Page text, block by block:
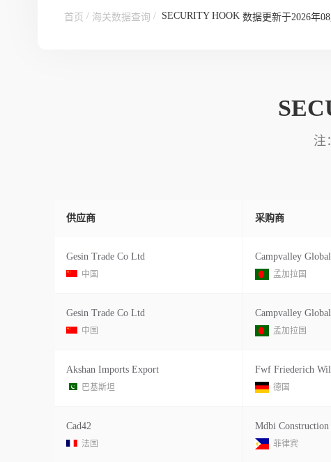
首页 / 海关数据查询 / SECURITY HOOK 数据更新于2026年08
注
供应商 采购商
Gesin Trade Co Ltd
中国 孟加拉国
Gesin Trade Co Ltd
中国 孟加拉国
Akshan Imports Export
巴基斯坦 德国
Cad42
法国
Mdbi Construction
菲律宾